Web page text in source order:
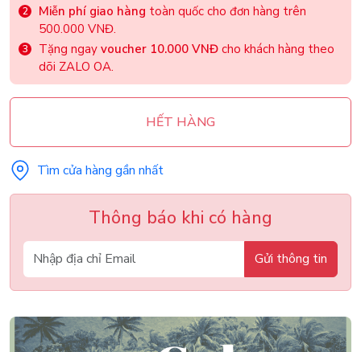
Miễn phí giao hàng toàn quốc cho đơn hàng trên
500.000 VNĐ.
Tặng ngay voucher 10.000 VNĐ cho khách hàng theo
dõi ZALO OA.
HẾT HÀNG
Tìm cửa hàng gần nhất
Thông báo khi có hàng
Gửi thông tin